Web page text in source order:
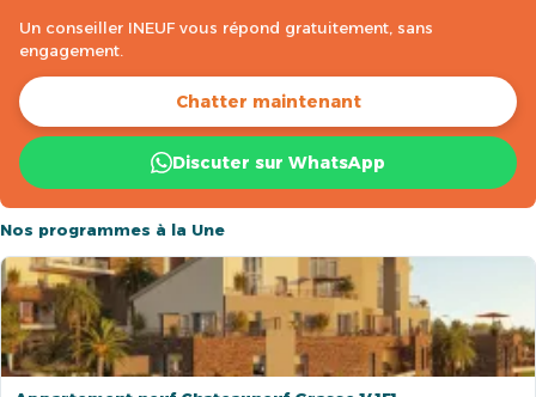
Un conseiller INEUF vous répond gratuitement, sans
engagement.
Chatter maintenant
Discuter sur WhatsApp
Nos programmes à la Une